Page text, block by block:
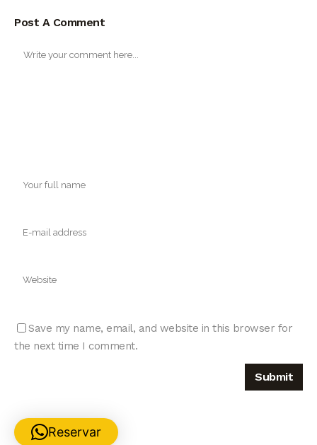
Post A Comment
Save my name, email, and website in this browser for
the next time I comment.
Reservar